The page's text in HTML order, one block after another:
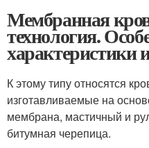
Мембранная
технология.
характеристики
К этому типу относятся
изготавливаемые на
мембрана, мастичный и
битумная черепица.